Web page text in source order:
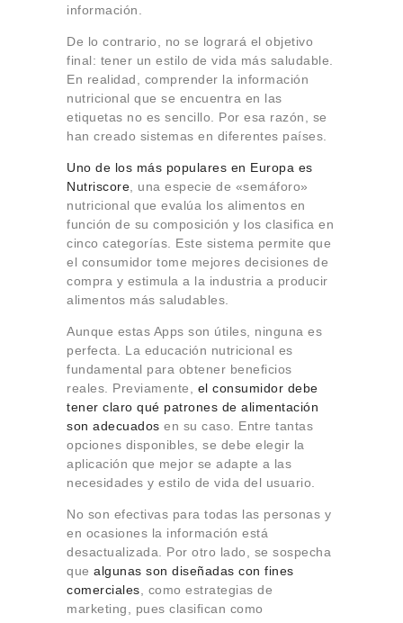
información.
De lo contrario, no se logrará el objetivo
final: tener un estilo de vida más saludable.
En realidad, comprender la información
nutricional que se encuentra en las
etiquetas no es sencillo. Por esa razón, se
han creado sistemas en diferentes países.
Uno de los más populares en Europa es
Nutriscore , una especie de «semáforo»
nutricional que evalúa los alimentos en
función de su composición y los clasifica en
cinco categorías. Este sistema permite que
el consumidor tome mejores decisiones de
compra y estimula a la industria a producir
alimentos más saludables.
Aunque estas Apps son útiles, ninguna es
perfecta. La educación nutricional es
fundamental para obtener beneficios
reales. Previamente,
el consumidor debe
tener claro qué patrones de alimentación
son adecuados en su caso. Entre tantas
opciones disponibles, se debe elegir la
aplicación que mejor se adapte a las
necesidades y estilo de vida del usuario.
No son efectivas para todas las personas y
en ocasiones la información está
desactualizada. Por otro lado, se sospecha
que algunas son diseñadas con fines
comerciales , como estrategias de
marketing, pues clasifican como